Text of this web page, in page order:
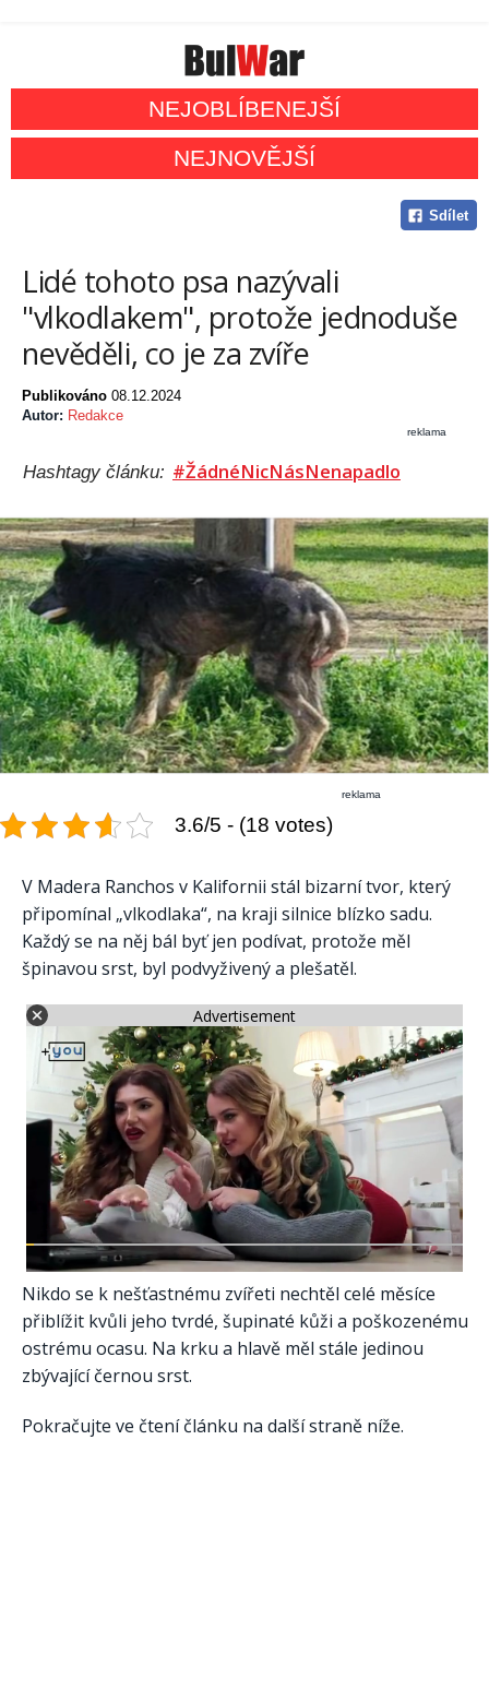
NEJOBLÍBENEJŠÍ
NEJNOVĚJŠÍ
Sdílet
Lidé tohoto psa nazývali
"vlkodlakem", protože jednoduše
nevěděli, co je za zvíře
Publikováno 08.12.2024
Autor: Redakce
reklama
Hashtagy článku: #ŽádnéNicNásNenapadlo
reklama
3.6/5 - (18 votes)
V Madera Ranchos v Kalifornii stál bizarní tvor, který
připomínal „vlkodlaka“, na kraji silnice blízko sadu.
Každý se na něj bál byť jen podívat, protože měl
špinavou srst, byl podvyživený a plešatěl.
Advertisement
Nikdo se k nešťastnému zvířeti nechtěl celé měsíce
přiblížit kvůli jeho tvrdé, šupinaté kůži a poškozenému
ostrému ocasu. Na krku a hlavě měl stále jedinou
zbývající černou srst.
Pokračujte ve čtení článku na další straně níže.